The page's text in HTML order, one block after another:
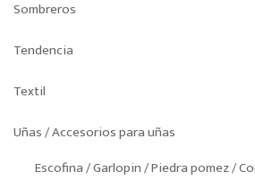
Sombreros
Tendencia
Textil
Uñas / Accesorios para uñas
Escofina / Garlopin / Piedra pomez /